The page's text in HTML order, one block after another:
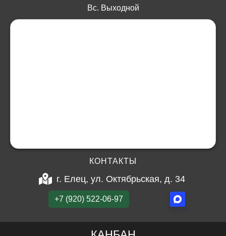
Вс. Выходной
КОНТАКТЫ
г. Елец, ул. Октябрьская, д. 34
+7 (920) 522-06-97